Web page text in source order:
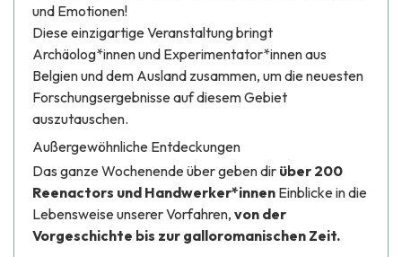
und Emotionen!
Diese einzigartige Veranstaltung bringt
Archäolog*innen und Experimentator*innen aus
Belgien und dem Ausland zusammen, um die neuesten
Forschungsergebnisse auf diesem Gebiet
auszutauschen.
Außergewöhnliche Entdeckungen
Das ganze Wochenende über geben dir über 200
Reenactors und Handwerker*innen Einblicke in die
Lebensweise unserer Vorfahren, von der
Vorgeschichte bis zur galloromanischen Zeit.